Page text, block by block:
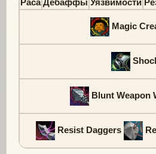
Раса Дебаффы Уязвимости
Magic
Blunt Weapon
Resist Daggers